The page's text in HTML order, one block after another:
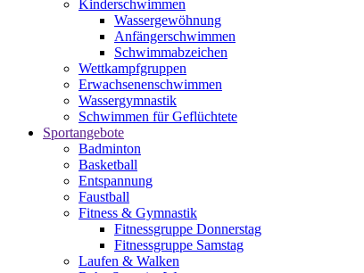
Kinderschwimmen
Wassergewöhnung
Anfängerschwimmen
Schwimmabzeichen
Wettkampfgruppen
Erwachsenenschwimmen
Wassergymnastik
Schwimmen für Geflüchtete
Sportangebote
Badminton
Basketball
Entspannung
Faustball
Fitness & Gymnastik
Fitnessgruppe Donnerstag
Fitnessgruppe Samstag
Laufen & Walken